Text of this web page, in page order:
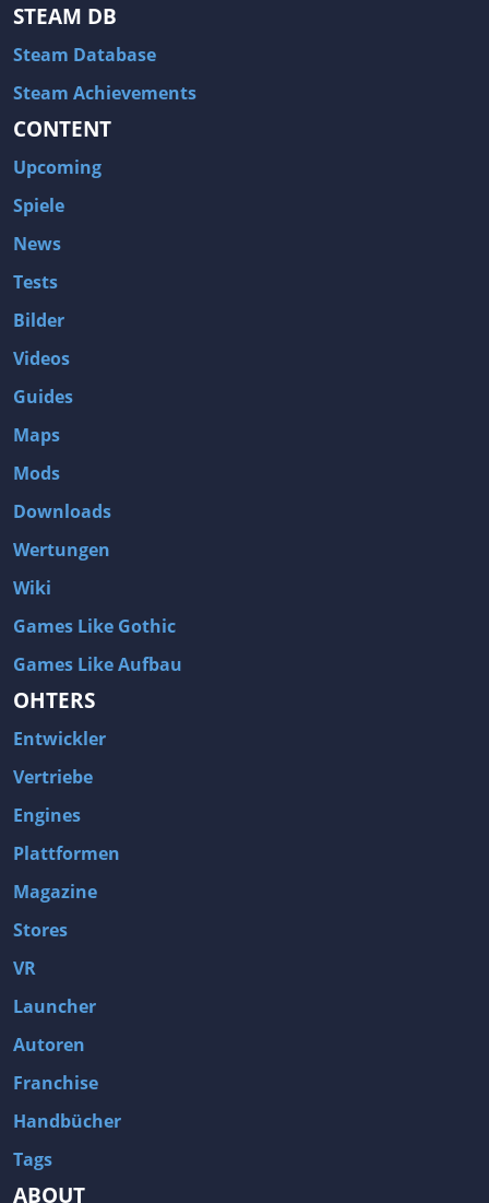
STEAM DB
Steam Database
Steam Achievements
CONTENT
Upcoming
Spiele
News
Tests
Bilder
Videos
Guides
Maps
Mods
Downloads
Wertungen
Wiki
Games Like Gothic
Games Like Aufbau
OHTERS
Entwickler
Vertriebe
Engines
Plattformen
Magazine
Stores
VR
Launcher
Autoren
Franchise
Handbücher
Tags
ABOUT